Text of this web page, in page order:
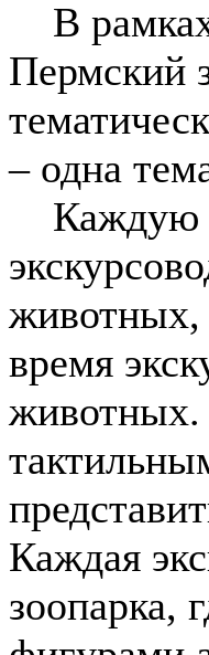
В рамках
Пермский
– одна
Каждую
животных,
время
животных.
Каждая
зоопарка,